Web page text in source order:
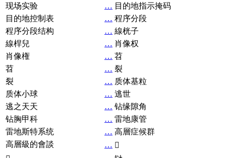
现场实验
… 目的地指示掩码
目的地控制表
… 程序分段
程序分段结构
… 線桄子
線桿兒
… 肖像权
肖像権
… 苕
苕
… 裂
裂
… 质体基粒
质体小球
… 逃世
逃之天天
… 钻缘隙角
钻胸甲科
… 雷地康管
雷地斯特系统
… 高層症候群
高層級的會談
… 𧘞